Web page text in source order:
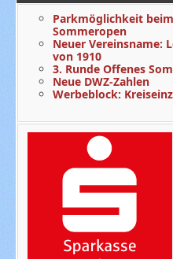
Parkmöglichkeit
Sommeropen
Neuer Vereinsname:
von 1910
3. Runde Offenes
Neue DWZ-Zahlen
Werbeblock: